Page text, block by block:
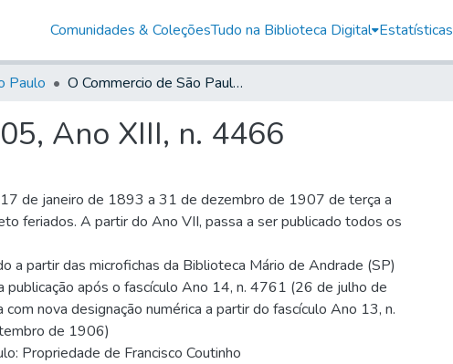
Comunidades & ColeçõesTudo na Biblioteca Digital Estatísticas
Paulo O Commercio de São Paulo, 1905, Ano XIII, n. 4466
Ano XIII, n. 4466
de janeiro de 1893 a 31 de dezembro de 1907 de terça a
feriados. A partir do Ano VII, passa a ser publicado todos os
a partir das microfichas da Biblioteca Mário de Andrade (SP)
publicação após o fascículo Ano 14, n. 4761 (26 de julho de
com nova designação numérica a partir do fascículo Ano 13, n.
de 1906)
Propriedade de Francisco Coutinho